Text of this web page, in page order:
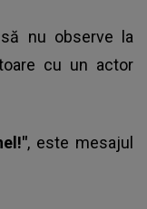
nu observe la
cu un actor
, este mesajul